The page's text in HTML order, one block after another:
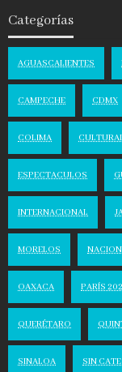
Categorías
AGUASCALIENTES
CAMPECHE CDMX
COLIMA
ESPECTACULOS
INTERNACIONAL
MORELOS
OAXACA PARÍS
QUERÉTARO
SINALOA SIN